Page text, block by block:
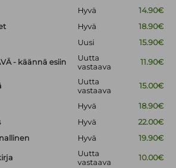
Hyvä
14.90€
Hyvä
18.90€
Uusi 15.90€
- käännä esiin
Uutta
vastaava
11.90€
Uutta
vastaava
15.00€
Hyvä
18.90€
Hyvä
22.00€
Hyvä 19.90€
Uutta
vastaava
10.00€